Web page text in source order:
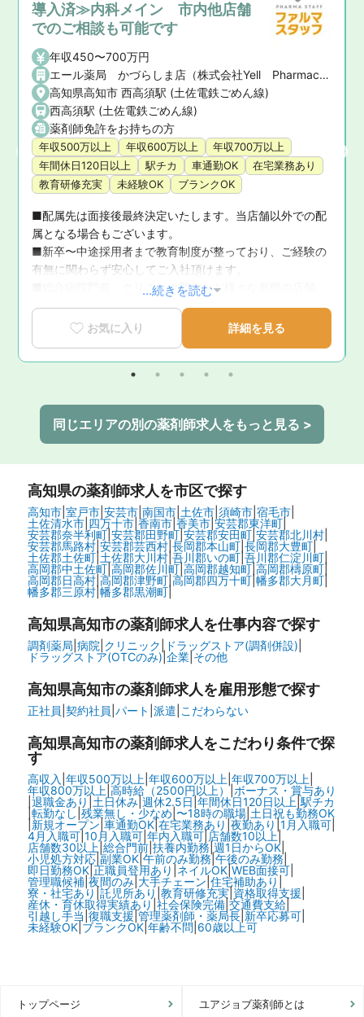
導入済≫内科メイン 市内他店舗
でのご相談も可能です
年収450〜700万円
エール薬局 かづらしま店（株式会社Yell Pharmacy）
高知県高知市 西高須駅 (土佐電鉄ごめん線)
西高須駅 (土佐電鉄ごめん線)
薬剤師免許をお持ちの方
年収500万以上 年収600万以上
年収700万以上
年間休日120日以上
駅チカ 車通勤OK
在宅業務あり
教育研修充実
未経験OK ブランクOK
■配属先は面接後最終決定いたします。当店舗以外での配
属となる場合もございます。
■新卒〜中途採用者まで教育制度が整っており、ご経験の
有無に関わらず安心してご入社頂けます。
■総合病院門前、クリニック門前など様々な形態の店舗を
展開されており、ご経験に応じて配属店舗や在宅専任薬剤
師としての業務など幅広くご相談ができることも魅力の1
つです。
...続きを読む
お気に入り 詳細を見る
同じエリアの別の薬剤師求人をもっと見る >
高知県の薬剤師求人を市区で探す
高知市| 室戸市| 安芸市| 南国市| 土佐市| 須崎市| 宿毛市|
土佐清水市| 四万十市| 香南市| 香美市| 安芸郡東洋町|
安芸郡奈半利町| 安芸郡田野町| 安芸郡安田町| 安芸郡北川村|
安芸郡馬路村| 安芸郡芸西村| 長岡郡本山町| 長岡郡大豊町|
土佐郡土佐町|土佐郡大川村|吾川郡いの町|吾川郡仁淀川町|
高岡郡中土佐町| 高岡郡佐川町| 高岡郡越知町| 高岡郡檮原町|
高岡郡日高村| 高岡郡津野町| 高岡郡四万十町|幡多郡大月町|
幡多郡三原村|幡多郡黒潮町|
高知県高知市の薬剤師求人を仕事内容で探す
調剤薬局 病院 クリニック ドラッグストア(調剤併設)
ドラッグストア(OTCのみ)| 企業| その他
高知県高知市の薬剤師求人を雇用形態で探す
正社員 契約社員 パート 派遣 こだわらない
高知県高知市の薬剤師求人をこだわり条件で探
す
高収入 年収500万以上 年収600万以上 年収700万以上
年収800万以上 高時給（2500円以上）| ボーナス・賞与あり
退職金あり 土日休み| 週休2.5日 年間休日120日以上 駅チカ
|転勤なし 残業無し・少なめ 〜18時の職場| 土日祝も勤務OK
|新規オープン 車通勤OK|在宅業務あり 夜勤あり 1月入職可|
4月入職可| 10月入職可| 年内入職可| 店舗数10以上|
店舗数30以上 総合門前| 扶養内勤務 週1日からOK|
小児処方対応| 副業OK| 午前のみ勤務| 午後のみ勤務|
即日勤務OK| 正職員登用あり ネイルOK| WEB面接可|
管理職候補| 夜間のみ| 大手チェーン 住宅補助あり
寮・社宅あり 託児所あり 教育研修充実| 資格取得支援
産休・育休取得実績あり 社会保険完備| 交通費支給|
引越し手当 復職支援 |管理薬剤師・薬局長| 新卒応募可|
未経験OK| ブランクOK| 年齢不問 60歳以上可
トップページ ユアジョブ薬剤師とは